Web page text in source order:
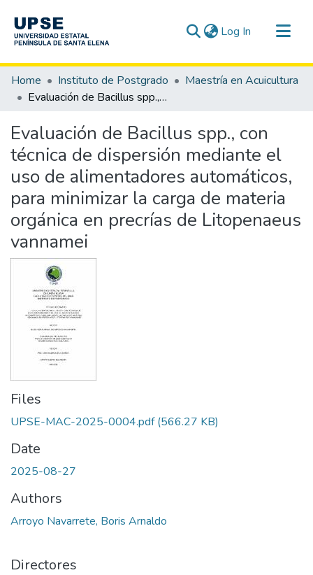
Log In (current)
Communities & Collections
All of DSpace
Home Instituto de Postgrado
Maestría en Acuicultura
Evaluación de Bacillus spp., con técnica de dispersión mediante el uso de alimentadores automáticos, para minimizar la carga de materia orgánica en precrías de Litopenaeus vannamei
Evaluación de Bacillus spp., con
técnica de dispersión mediante el
uso de alimentadores automáticos,
para minimizar la carga de materia
orgánica en precrías de Litopenaeus
vannamei
Files
UPSE-MAC-2025-0004.pdf(566.27 KB)
Date
2025-08-27
Authors
Arroyo Navarrete, Boris Arnaldo
Directores